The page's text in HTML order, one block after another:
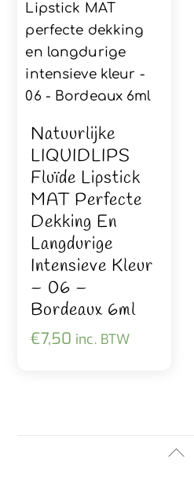
Natuurlijke
LIQUIDLIPS
Fluïde Lipstick
MAT Perfecte
Dekking En
Langdurige
Intensieve Kleur
– 06 –
Bordeaux 6ml
€7,50 inc. BTW
Back